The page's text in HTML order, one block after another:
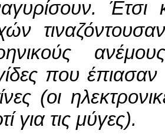
Έτσι
που έπιασαν
(οι
για τις μύγες).